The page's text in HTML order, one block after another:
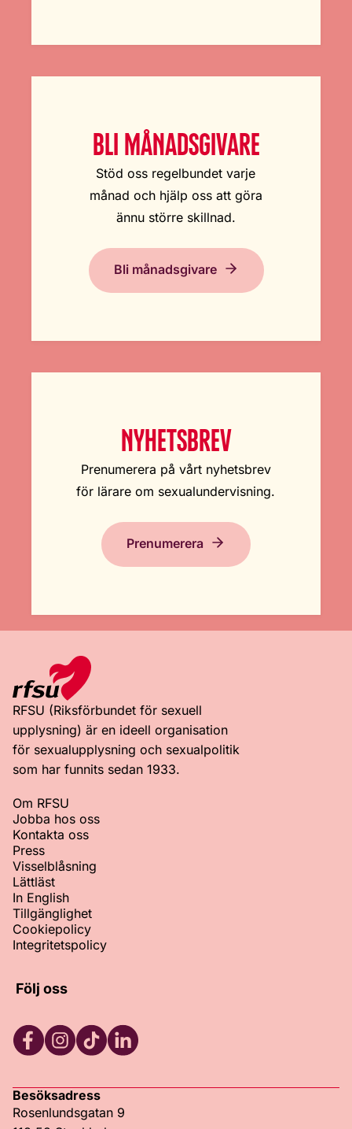
BLI MÅNADSGIVARE
Stöd oss regelbundet varje
månad och hjälp oss att göra
ännu större skillnad.
Bli månadsgivare
NYHETSBREV
Prenumerera på vårt nyhetsbrev
för lärare om sexualundervisning.
Prenumerera
RFSU (Riksförbundet för sexuell
upplysning) är en ideell organisation
för sexualupplysning och sexualpolitik
som har funnits sedan 1933.
Om RFSU
Jobba hos oss
Kontakta oss
Press
Visselblåsning
Lättläst
In English
Tillgänglighet
Cookiepolicy
Integritetspolicy
Följ oss
Besöksadress
Rosenlundsgatan 9